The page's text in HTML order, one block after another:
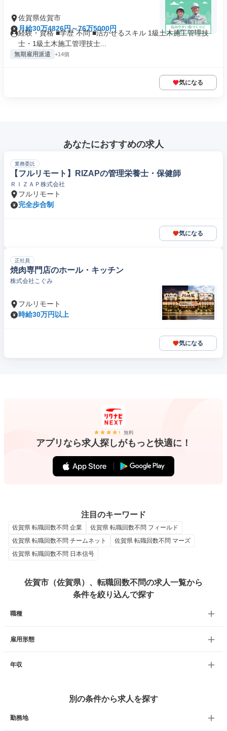
佐賀県佐賀市
月給30万4826円～76万5000円
経験・資格 ■学歴 不問 ■活かせるスキル 1級土木施工管理技
士・1級土木施工管理技士...
無期雇用派遣 +14個
気になる
あなたにおすすめの求人
業務委託
【フルリモート】RIZAPの管理栄養士・保健師
ＲＩＺＡＰ株式会社
フルリモート
完全歩合制
気になる
正社員
焼肉専門店のホール・キッチン
株式会社こぐみ
フルリモート
時給30万円以上
気になる
無料
アプリなら求人探しがもっと快適に！
注目のキーワード
佐賀県 転職回数不問 企業
佐賀県 転職回数不問 フィールド
佐賀県 転職回数不問 チームネット
佐賀県 転職回数不問 マーズ
佐賀県 転職回数不問 日本信号
佐賀市（佐賀県）、転職回数不問の求人一覧から
条件を絞り込んで探す
職種
雇用形態
年収
別の条件から求人を探す
勤務地